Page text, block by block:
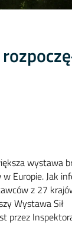
wystawa
Europie. Jak
z 27
Wystawa Sił
przez